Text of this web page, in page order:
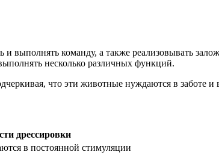
и выполнять команду, а также реализовывать
несколько различных функций.
что эти животные нуждаются в заботе и
дрессировки
в постоянной стимуляции